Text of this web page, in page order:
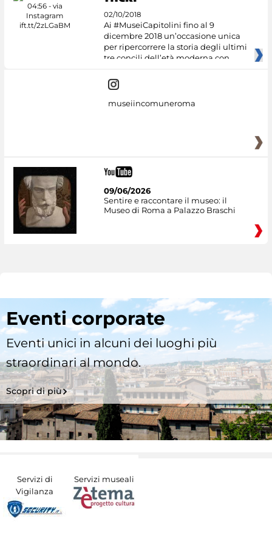
02/10/2018
Ai #MuseiCapitolini fino al 9
dicembre 2018 un’occasione unica
per ripercorrere la storia degli ultimi
tre concili dell’età moderna con
museiincomuneroma
09/06/2026
Sentire e raccontare il museo: il
Museo di Roma a Palazzo Braschi
Eventi corporate
Eventi unici in alcuni dei luoghi più
straordinari al mondo.
Scopri di più
Servizi di
Vigilanza
Servizi museali